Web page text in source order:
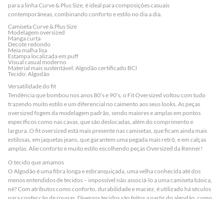
para a linhaCurve & Plus Size, é ideal para composições casuais
contemporâneas, combinando conforto e estilo no dia a dia.
Camiseta Curve & Plus Size
Modelagem oversized
Manga curta
Decote redondo
Meia malha lisa
Estampa localizada em puff
Visual casual moderno
Material mais sustentável: Algodão certificado BCI
Tecido: Algodão
Versatilidade do fit
Tendência que bombou nos anos 80’s e 90’s, o Fit Oversized voltou com tudo
trazendo muito estilo e um diferencial no caimento aos seus looks. As peças
oversized fogem da modelagem padrão, sendo maiores e amplas em pontos
específicos como nas cavas, que são deslocadas, além do comprimento e
largura. O fit oversized está mais presente nas camisetas, que ficam ainda mais
estilosas, em jaquetas jeans, que garantem uma pegada mais retrô, e em calças
amplas. Alie conforto e muito estilo escolhendo peças Oversized da Renner!
O tecido que amamos
O Algodão é uma fibra longa e esbranquiçada, uma velha conhecida até dos
menos entendidos de tecidos – impossível não associá-lo a uma camiseta básica,
né? Com atributos como conforto, durabilidade e maciez, é utilizado há séculos